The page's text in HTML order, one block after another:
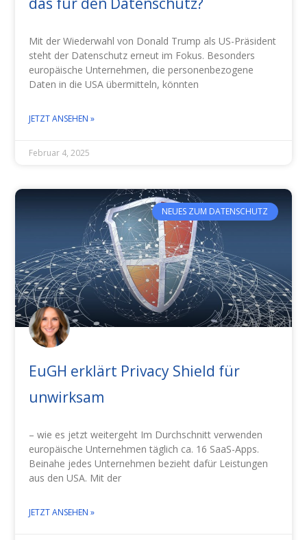
Mit der Wiederwahl von Donald Trump als US-Präsident
steht der Datenschutz erneut im Fokus. Besonders
europäische Unternehmen, die personenbezogene
Daten in die USA übermitteln, könnten
JETZT ANSEHEN »
Februar 4, 2025
NEUES ZUM DATENSCHUTZ
EuGH erklärt Privacy Shield für
unwirksam
– wie es jetzt weitergeht Im Durchschnitt verwenden
europäische Unternehmen täglich ca. 16 SaaS-Apps.
Beinahe jedes Unternehmen bezieht dafür Leistungen
aus den USA. Mit der
JETZT ANSEHEN »